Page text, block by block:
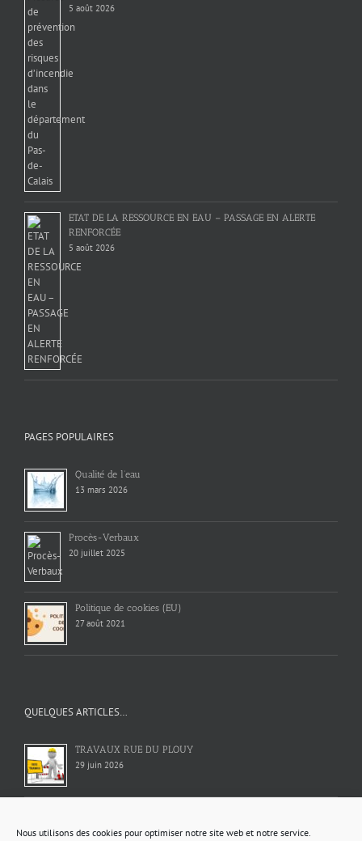
Nous utilisons des cookies pour optimiser notre site web et notre service.
5 août 2026
ETAT DE LA RESSOURCE EN EAU – PASSAGE EN ALERTE
RENFORCÉE
5 août 2026
PAGES POPULAIRES
Qualité de l’eau
13 mars 2026
Procès-Verbaux
20 juillet 2025
Politique de cookies (EU)
27 août 2021
QUELQUES ARTICLES…
TRAVAUX RUE DU PLOUY
29 juin 2026
OFFICIEL